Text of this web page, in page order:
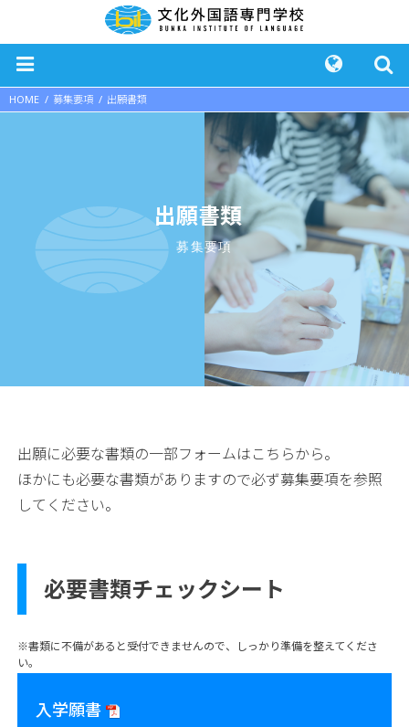
HOME 募集要項 出願書類
出願書類
募集要項
出願に必要な書類の一部フォームはこちらから。
ほかにも必要な書類がありますので必ず募集要項を参照
してください。
必要書類チェックシート
※書類に不備があると受付できませんので、しっかり準備を整えてくださ
い。
入学願書